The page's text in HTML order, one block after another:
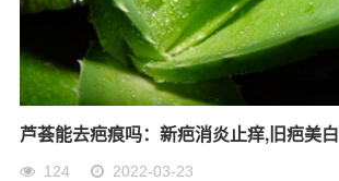
芦荟能去疤痕吗：新疤消炎止痒,旧疤美白
124 2022-03-23